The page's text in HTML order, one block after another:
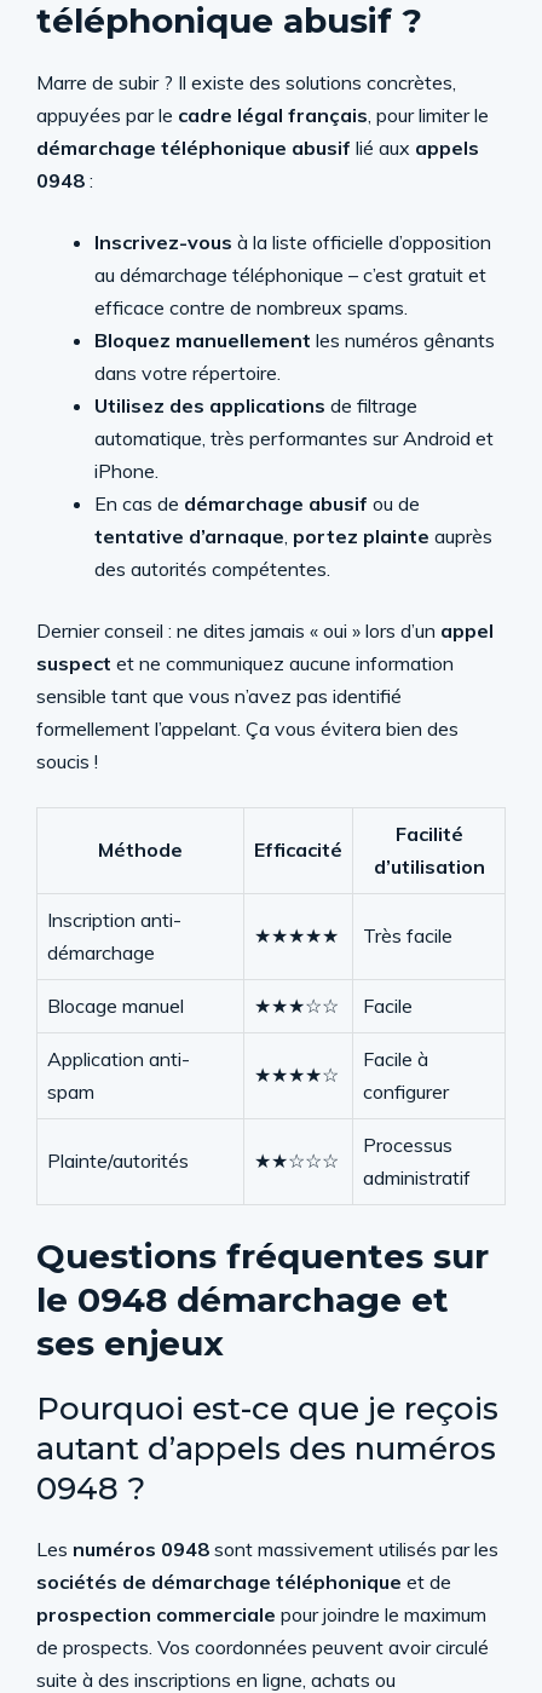
téléphonique abusif ?
Marre de subir ? Il existe des solutions concrètes,
appuyées par le cadre légal français, pour limiter le
démarchage téléphonique abusif lié aux appels
0948 :
Inscrivez-vous à la liste officielle d’opposition
au démarchage téléphonique – c’est gratuit et
efficace contre de nombreux spams.
Bloquez manuellement les numéros gênants
dans votre répertoire.
Utilisez des applications de filtrage
automatique, très performantes sur Android et
iPhone.
En cas de démarchage abusif ou de
tentative d’arnaque, portez plainte auprès
des autorités compétentes.
Dernier conseil : ne dites jamais « oui » lors d’un appel
suspect et ne communiquez aucune information
sensible tant que vous n’avez pas identifié
formellement l’appelant. Ça vous évitera bien des
soucis !
Méthode Efficacité
Facilité
d’utilisation
Inscription anti-
démarchage
★★★★★ Très facile
Blocage manuel ★★★☆☆ Facile
Application anti-
spam
★★★★☆
Facile à
configurer
Plainte/autorités ★★☆☆☆
Processus
administratif
Questions fréquentes sur
le 0948 démarchage et
ses enjeux
Pourquoi est-ce que je reçois
autant d’appels des numéros
0948 ?
Les numéros 0948 sont massivement utilisés par les
sociétés de démarchage téléphonique et de
prospection commerciale pour joindre le maximum
de prospects. Vos coordonnées peuvent avoir circulé
suite à des inscriptions en ligne, achats ou